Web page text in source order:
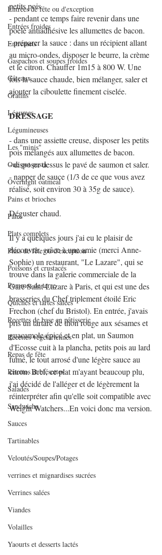
Entrées de fête ou d'exception
Entrées froides
Entremets
Gaspachos et soupes froides
Gâteaux
Gratins
Légumes
Légumineuses
Les "minis"
One pot pasta
Overnight oatmeal
Pains et brioches
Pâtes
Plats complets
Plats de fête ou d'exception
Poissons et crustacés
Pommes de terre
Quiches et tartes salées
Recettes de base en pâtisserie
Recettes végétariennes
Repas de fête
Risottos et blésottos
Salades
Sandwichs
Sauces
Tartinables
Veloutés/Soupes/Potages
verrines et mignardises sucrées
Verrines salées
Viandes
Volailles
Yaourts et desserts lactés
petits pois.
- pendant ce temps faire revenir dans une
poele antiadhésive les allumettes de bacon.
- préparer la sauce : dans un récipient allant
au micro-ondes, disposer le beurre, la crème
et le citron. Chauffer 1m15 à 800 W. Une
fois la sauce chaude, bien mélanger, saler et
ajouter la ciboulette finement ciselée.
DRESSAGE
- dans une assiette creuse, disposer les petits
pois mélangés aux allumettes de bacon.
- disposer dessus le pavé de saumon et saler.
- napper de sauce (1/3 de ce que vous avez
réalisé, soit environ 30 à 35g de sauce).
Déguster chaud.
Il y a quelques jours j'ai eu le plaisir de
découvrir, grâce à une amie (merci Anne-
Sophie) un restaurant, "Le Lazare", qui se
trouve dans la galerie commerciale de la
Gare Saint-Lazare à Paris, et qui est une des
brasseries du Chef triplement étoilé Eric
Frechon (chef du Bristol). En entrée, j'avais
pris un tartare de thon rouge aux sésames et
guacamole épicé et en plat, un Saumon
d'Ecosse cuit à la plancha, petits pois au lard
fumé, le tout arrosé d'une légère sauce au
citron. Bref, ce plat m'ayant beaucoup plu,
j'ai décidé de l'alléger et de légèrement la
réinterpréter afin qu'elle soit compatible avec
Weight Watchers...En voici donc ma version.